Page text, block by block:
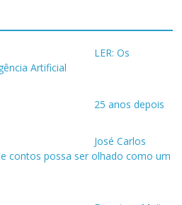
LER: Os
Artificial
25 anos depois
José Carlos
contos possa ser olhado como um